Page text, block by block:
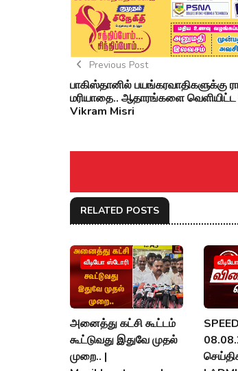
Previous Post
பாகிஸ்தானில் பயங்கரவாதிகளுக்கு
மரியாதை.. ஆதாரங்களை வெளியிட்ட
Vikram Misri
RELATED POSTS
வீடியோ ஸ்டோரி
அனைத்து கட்சி கூட்டம்
கூட்டுவது இதுவே முதல்
முறை.. |